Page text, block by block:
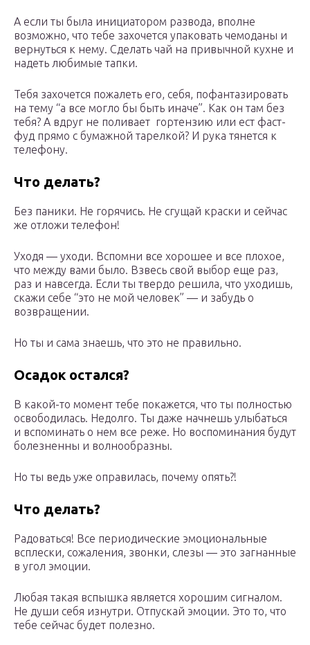
А если ты была инициатором развода, вполне
возможно, что тебе захочется упаковать чемоданы и
вернуться к нему. Сделать чай на привычной кухне и
надеть любимые тапки.
Тебя захочется пожалеть его, себя, пофантазировать
на тему “а все могло бы быть иначе”. Как он там без
тебя? А вдруг не поливает гортензию или ест фаст-
фуд прямо с бумажной тарелкой? И рука тянется к
телефону.
Что делать?
Без паники. Не горячись. Не сгущай краски и сейчас
же отложи телефон!
Уходя — уходи. Вспомни все хорошее и все плохое,
что между вами было. Взвесь свой выбор еще раз,
раз и навсегда. Если ты твердо решила, что уходишь,
скажи себе “это не мой человек” — и забудь о
возвращении.
Но ты и сама знаешь, что это не правильно.
Осадок остался?
В какой-то момент тебе покажется, что ты полностью
освободилась. Недолго. Ты даже начнешь улыбаться
и вспоминать о нем все реже. Но воспоминания будут
болезненны и волнообразны.
Но ты ведь уже оправилась, почему опять?!
Что делать?
Радоваться! Все периодические эмоциональные
всплески, сожаления, звонки, слезы — это загнанные
в угол эмоции.
Любая такая вспышка является хорошим сигналом.
Не души себя изнутри. Отпускай эмоции. Это то, что
тебе сейчас будет полезно.